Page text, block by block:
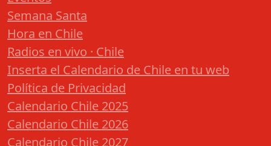
Semana Santa
Hora en Chile
Radios en vivo · Chile
Inserta el Calendario de Chile en tu web
Política de Privacidad
Calendario Chile 2025
Calendario Chile 2026
Calendario Chile 2027